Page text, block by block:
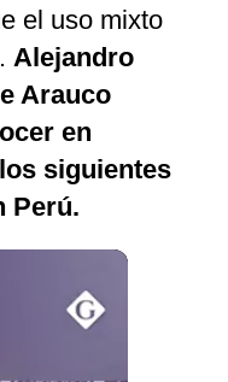
el uso mixto
Alejandro
Arauco
en
siguientes
Perú.